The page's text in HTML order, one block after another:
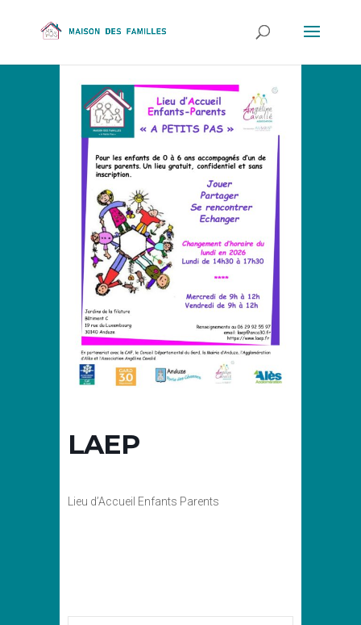
LAEP
Lieu d’Accueil Enfants Parents